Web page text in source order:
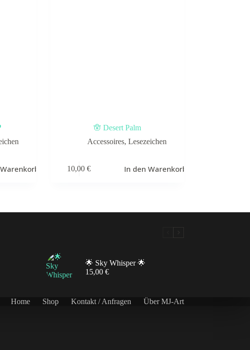
🪬 Desert Palm
Accessoires,Lesezeichen
10,00€ In den Warenkorb
🌟 Sky Whisper 🌟
15,00 €
Home Shop Kontakt / Anfragen
Über MJ-Art